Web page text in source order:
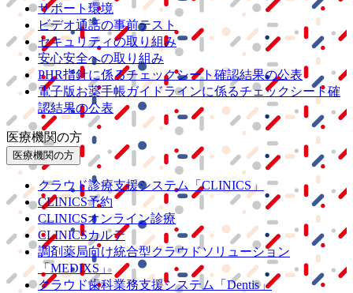
サポート環境
ビデオ通話の事前テスト
セキュリティの取り組み
安心安全への取り組み
PHR指針に係るチェックシート確認結果の公表
電子版お薬手帳ガイドラインに係るチェックシート確
認結果の公表
医療機関の方
医療機関の方
クラウド診療支援システム
「CLINICS」
CLINICS予約
CLINICSオンライン診療
CLINICSカルテ
調剤薬局向け統合型クラウドソリューション
「MEDIXS」
クラウド歯科業務支援システム
「Dentis」